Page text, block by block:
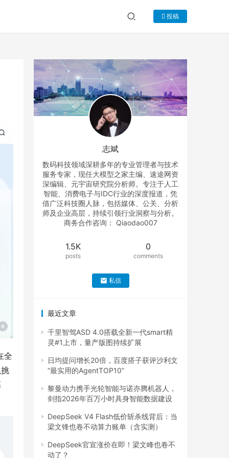
投稿
全
志斌
数码科技领域深耕多年的专业管理者与技术
服务专家，现任大模型之家主编、速途网资
深编辑、元宇宙研究院分析师。专注于人工
智能、消费电子与IDC行业的深度报道，凭
借广泛科技圈人脉，包括媒体、公关、分析
师及企业高层，持续引领行业洞察与分析。
商务合作咨询： Qiaodao007
1.5K
posts
0
comments
私信
最近文章
千里智驾ASD 4.0搭载全新一代smart精
灵#1上市，量产版图持续扩展
日均提问增长20倍，百度搭子获评沙利文
“最实用的AgentTOP10”
黎曼动力携手光轮智能与诺亦腾机器人，
剑指2026年百万小时具身智能数据建设
DeepSeek V4 Flash低价斩杀线背后：当
梁文锋也卷不动算力账单（含实测）
DeepSeek官宣涨价在即！梁文峰也卷不
动了？